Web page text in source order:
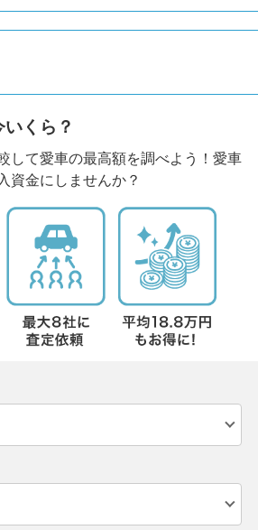
くら？
して愛車の最高額を調べよう！愛車
資金にしませんか？